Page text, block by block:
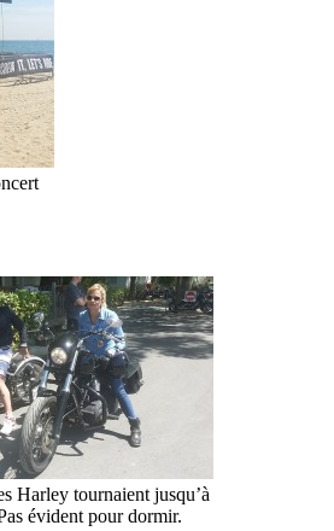
Harley tournaient jusqu’à
évident pour dormir.